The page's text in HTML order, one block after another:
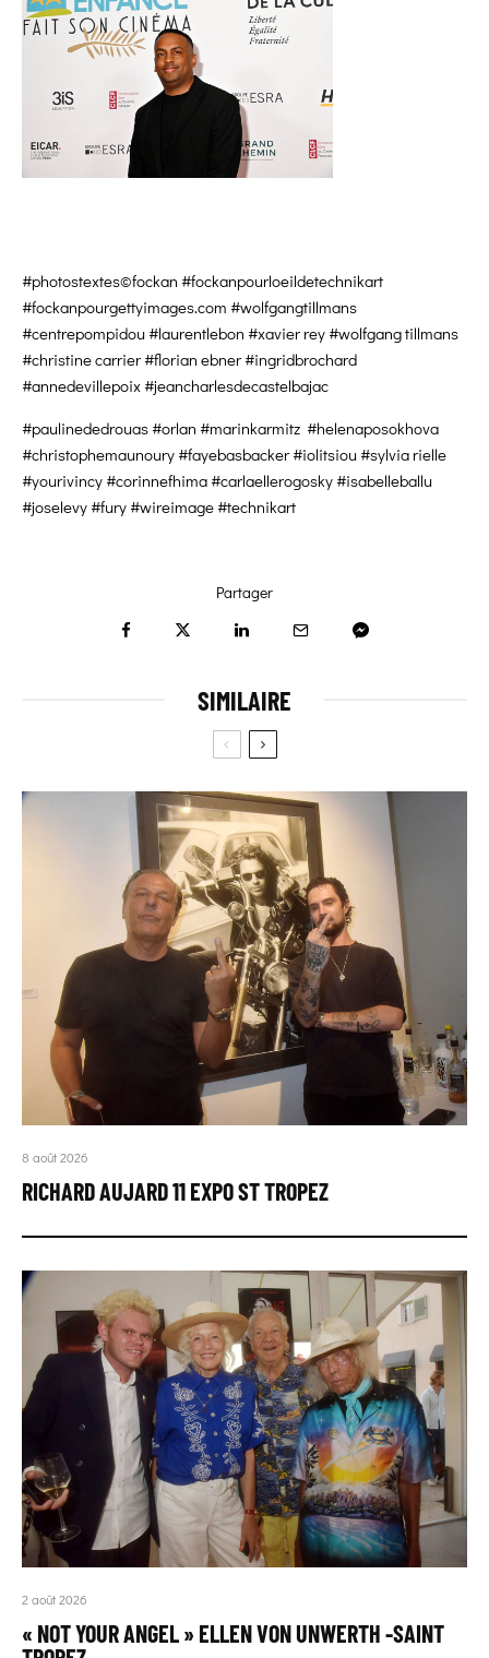
#photostextes©fockan #fockanpourloeildetechnikart
#fockanpourgettyimages.com #wolfgangtillmans
#centrepompidou #laurentlebon #xavier rey #wolfgang tillmans
#christine carrier #florian ebner #ingridbrochard
#annedevillepoix #jeancharlesdecastelbajac
#paulinededrouas #orlan #marinkarmitz #helenaposokhova
#christophemaunoury #fayebasbacker #iolitsiou #sylvia rielle
#yourivincy #corinnefhima #carlaellerogosky #isabelleballu
#joselevy #fury #wireimage #technikart
Partager
SIMILAIRE
8 août 2026
RICHARD AUJARD 11 EXPO ST TROPEZ
2 août 2026
« NOT YOUR ANGEL » ELLEN VON UNWERTH -SAINT